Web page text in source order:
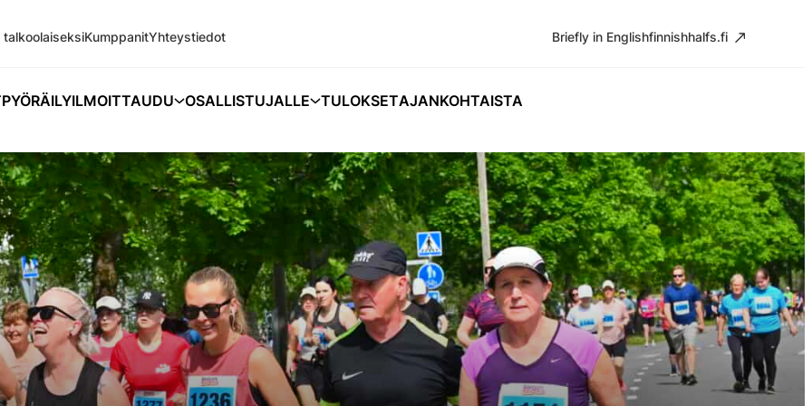
PYÖRÄILYILMOITTAUDU OSALLISTUJALLE TULOKSETAJANKOHTAISTA
talkoolaiseksiKumppanitYhteystiedot Briefly in Englishfinnishhalfs.fi